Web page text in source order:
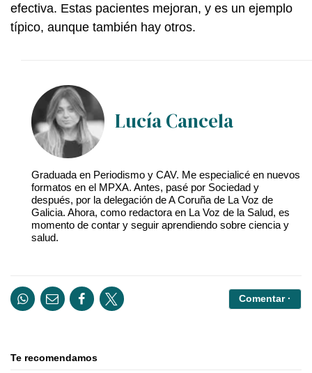
efectiva. Estas pacientes mejoran, y es un ejemplo
típico, aunque también hay otros.
Lucía Cancela
Graduada en Periodismo y CAV. Me especialicé en nuevos
formatos en el MPXA. Antes, pasé por Sociedad y
después, por la delegación de A Coruña de La Voz de
Galicia. Ahora, como redactora en La Voz de la Salud, es
momento de contar y seguir aprendiendo sobre ciencia y
salud.
Comentar ·
Te recomendamos